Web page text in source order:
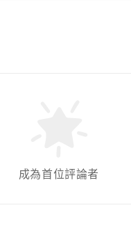
成為首位評論者